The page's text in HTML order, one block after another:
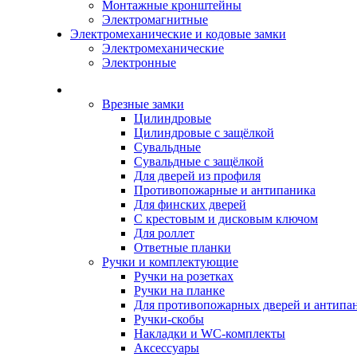
Монтажные кронштейны
Электромагнитные
Электромеханические и кодовые замки
Электромеханические
Электронные
Врезные замки
Цилиндровые
Цилиндровые с защёлкой
Сувальдные
Сувальдные с защёлкой
Для дверей из профиля
Противопожарные и антипаника
Для финских дверей
С крестовым и дисковым ключом
Для роллет
Ответные планки
Ручки и комплектующие
Ручки на розетках
Ручки на планке
Для противопожарных дверей и
Ручки-скобы
Накладки и WC-комплекты
Аксессуары